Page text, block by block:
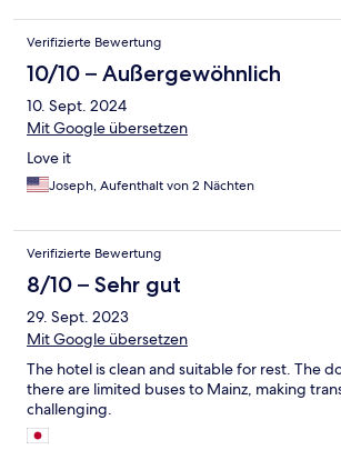
Anwesenheit nicht benutzt worden. Ich
Ende persönlich. Das Frühstück kostet 13€,
wofür?! 2 Sorten Brötchen, Marmelade ja,
oder Schälchen zum abfüllen, Cornflakes ja,
cornflakes nur manchmal und auch nur
Ich fand es etwas karg. Der Innenhof muss
Verifizierte Bewertung
10/10 – Außergewöhnlich
10. Sept. 2024
Mit Google übersetzen
Love it
Joseph, Aufenthalt von 2 Nächten
Verifizierte Bewertung
8/10 – Sehr gut
29. Sept. 2023
Mit Google übersetzen
The hotel is clean and suitable for rest. The
there are limited buses to Mainz, making
challenging.